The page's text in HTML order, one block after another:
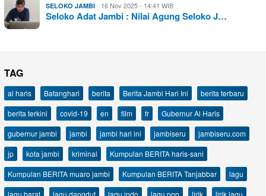
SELOKO JAMBI 16 Nov 2025 - 14:41 WIB
Seloko Adat Jambi : Nilai Agung Seloko J…
TAG
al haris Batanghari berita Berita Jambi Hari Ini
berita terbaru
berita terkini
covid-19 en film fr
Gubernur Al Haris
gubernur jambi
jambi jambi hari ini jambiseru
jambiseru.com
jp
kota jambi kriminal
Kumpulan BERITA haris-sani
Kumpulan BERITA muaro jambi
Kumpulan BERITA Tanjabbar
lagu